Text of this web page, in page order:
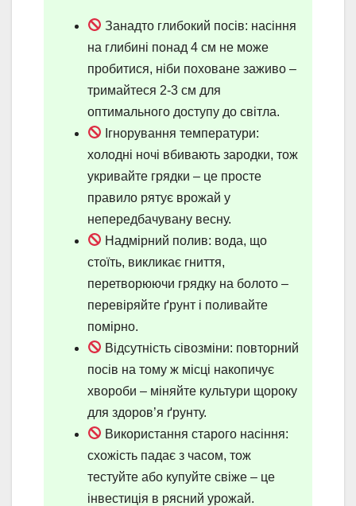
Занадто глибокий посів: насіння
на глибині понад 4 см не може
пробитися, ніби поховане заживо –
тримайтеся 2-3 см для
оптимального доступу до світла.
Ігнорування температури:
холодні ночі вбивають зародки, тож
укривайте грядки – це просте
правило рятує врожай у
непередбачувану весну.
Надмірний полив: вода, що
стоїть, викликає гниття,
перетворюючи грядку на болото –
перевіряйте ґрунт і поливайте
помірно.
Відсутність сівозміни: повторний
посів на тому ж місці накопичує
хвороби – міняйте культури щороку
для здоров’я ґрунту.
Використання старого насіння:
схожість падає з часом, тож
тестуйте або купуйте свіже – це
інвестиція в рясний урожай.